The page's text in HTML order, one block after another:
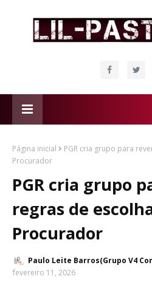
Página inicial
PGR cria grupo para
Procurador
PGR cria grupo
regras de
Procurador
Paulo Leite Barros(Grupo V4
fevereiro 11, 2026